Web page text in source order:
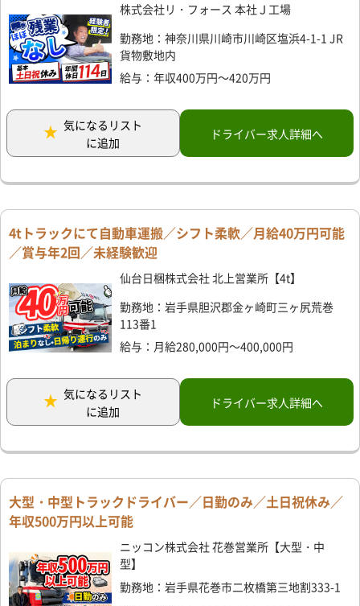
株式会社リ・フォース 本社Ｊ工場
勤務地：神奈川県川崎市川崎区塩浜4-1-1 JR
貨物敷地内
給与：年収400万円～420万円
気になるリスト
に追加
ドライバー求人詳細へ
4tトラックにて自動車運搬／シフト柔軟／月給40万円可能
／賞与年2回／未経験歓迎
仙台日梱株式会社 北上営業所【4t】
勤務地：岩手県胆沢郡金ヶ崎町三ヶ尻荒巻
113番1
給与：月給280,000円～400,000円
気になるリスト
に追加
ドライバー求人詳細へ
大型・中型トラックドライバー／日勤のみ／土日祝休み／
年収500万円以上可能
ニッコン株式会社 花巻営業所【大型・中
型】
勤務地：岩手県花巻市二枚橋第三地割333-1